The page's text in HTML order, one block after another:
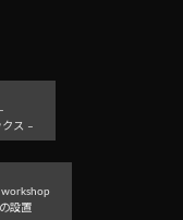
ス –
workshop
設置